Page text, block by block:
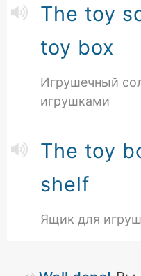
The toy
toy box
Игрушечный
игрушками
The toy
shelf
Ящик для